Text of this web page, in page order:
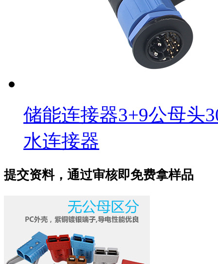
储能连接器3+9公母头
水连接器
提交资料，通过审核即免费拿样品